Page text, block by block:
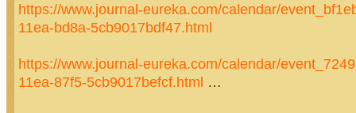
https://www.journal-eureka.com/calendar/
11ea-bd8a-5cb9017bdf47.html
https://www.journal-eureka.com/calendar/
11ea-87f5-5cb9017befcf.html …